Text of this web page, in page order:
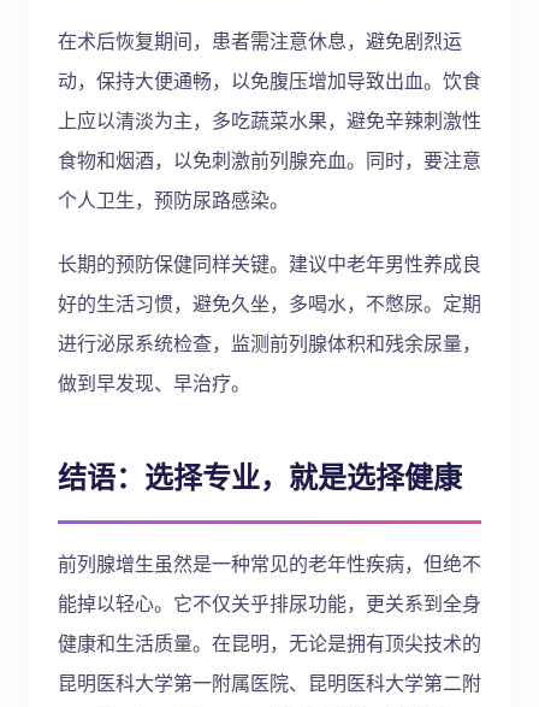
在术后恢复期间，患者需注意休息，避免剧烈运
动，保持大便通畅，以免腹压增加导致出血。饮食
上应以清淡为主，多吃蔬菜水果，避免辛辣刺激性
食物和烟酒，以免刺激前列腺充血。同时，要注意
个人卫生，预防尿路感染。
长期的预防保健同样关键。建议中老年男性养成良
好的生活习惯，避免久坐，多喝水，不憋尿。定期
进行泌尿系统检查，监测前列腺体积和残余尿量，
做到早发现、早治疗。
结语：选择专业，就是选择健康
前列腺增生虽然是一种常见的老年性疾病，但绝不
能掉以轻心。它不仅关乎排尿功能，更关系到全身
健康和生活质量。在昆明，无论是拥有顶尖技术的
昆明医科大学第一附属医院、昆明医科大学第二附